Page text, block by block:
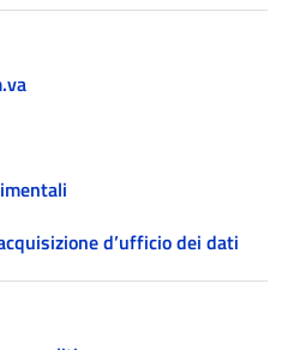
d’ufficio dei dati